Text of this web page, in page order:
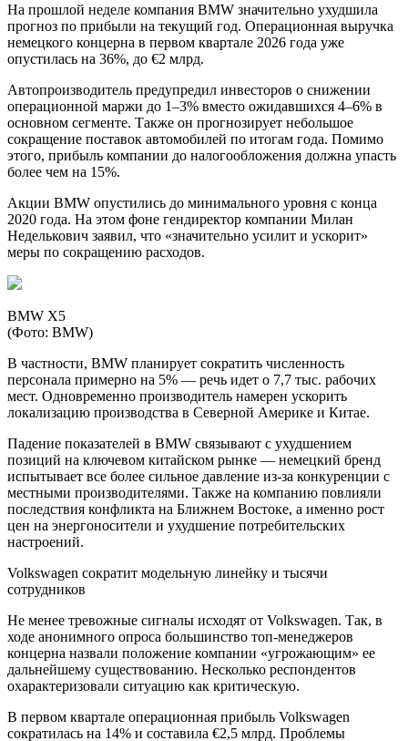
На прошлой неделе компания BMW значительно ухудшила
прогноз по прибыли на текущий год. Операционная выручка
немецкого концерна в первом квартале 2026 года уже
опустилась на 36%, до €2 млрд.
Автопроизводитель предупредил инвесторов о снижении
операционной маржи до 1–3% вместо ожидавшихся 4–6% в
основном сегменте. Также он прогнозирует небольшое
сокращение поставок автомобилей по итогам года. Помимо
этого, прибыль компании до налогообложения должна упасть
более чем на 15%.
Акции BMW опустились до минимального уровня с конца
2020 года. На этом фоне гендиректор компании Милан
Неделькович заявил, что «значительно усилит и ускорит»
меры по сокращению расходов.
BMW X5
(Фото: BMW)
В частности, BMW планирует сократить численность
персонала примерно на 5% — речь идет о 7,7 тыс. рабочих
мест. Одновременно производитель намерен ускорить
локализацию производства в Северной Америке и Китае.
Падение показателей в BMW связывают с ухудшением
позиций на ключевом китайском рынке — немецкий бренд
испытывает все более сильное давление из-за конкуренции с
местными производителями. Также на компанию повлияли
последствия конфликта на Ближнем Востоке, а именно рост
цен на энергоносители и ухудшение потребительских
настроений.
Volkswagen сократит модельную линейку и тысячи
сотрудников
Не менее тревожные сигналы исходят от Volkswagen. Так, в
ходе анонимного опроса большинство топ-менеджеров
концерна назвали положение компании «угрожающим» ее
дальнейшему существованию. Несколько респондентов
охарактеризовали ситуацию как критическую.
В первом квартале операционная прибыль Volkswagen
сократилась на 14% и составила €2,5 млрд. Проблемы